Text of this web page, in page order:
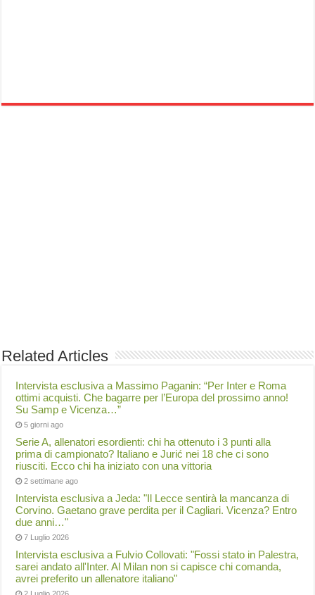
Related Articles
Intervista esclusiva a Massimo Paganin: “Per Inter e Roma
ottimi acquisti. Che bagarre per l’Europa del prossimo anno!
Su Samp e Vicenza…”
5 giorni ago
Serie A, allenatori esordienti: chi ha ottenuto i 3 punti alla
prima di campionato? Italiano e Jurić nei 18 che ci sono
riusciti. Ecco chi ha iniziato con una vittoria
2 settimane ago
Intervista esclusiva a Jeda: "Il Lecce sentirà la mancanza di
Corvino. Gaetano grave perdita per il Cagliari. Vicenza? Entro
due anni…"
7 Luglio 2026
Intervista esclusiva a Fulvio Collovati: "Fossi stato in Palestra,
sarei andato all'Inter. Al Milan non si capisce chi comanda,
avrei preferito un allenatore italiano"